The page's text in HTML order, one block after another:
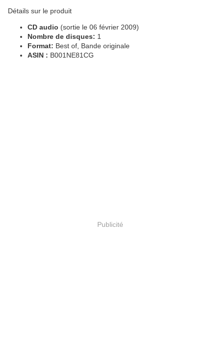
Détails sur le produit
CD audio (sortie le 06 février 2009)
Nombre de disques: 1
Format: Best of, Bande originale
ASIN : B001NE81CG
Publicité